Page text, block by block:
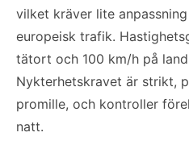
vilket kräver lite
europeisk trafik.
tätort och 100 km/h på
Nykterhetskravet är strikt,
promille, och kontroller
natt.